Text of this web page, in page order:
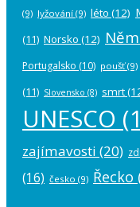
(9) lyžování (9) léto (12)
(11) Norsko (12)
Portugalsko (10) poušť(9)
(11) Slovensko (8) smrt
UNESCO
zajímavosti (20)
(16) česko (9) Řecko